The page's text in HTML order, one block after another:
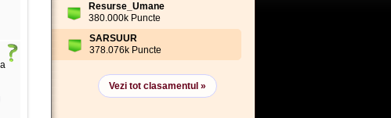
Resurse_Umane
380.000k Puncte
SARSUUR
378.076k Puncte
Vezi tot clasamentul »